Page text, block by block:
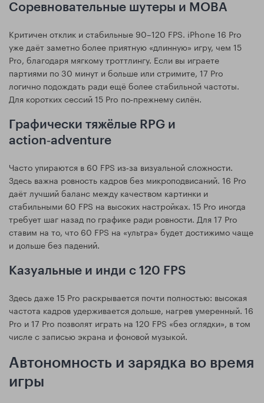
Соревновательные шутеры и MOBA
Критичен отклик и стабильные 90–120 FPS. iPhone 16 Pro
уже даёт заметно более приятную «длинную» игру, чем 15
Pro, благодаря мягкому троттлингу. Если вы играете
партиями по 30 минут и больше или стримите, 17 Pro
логично подождать ради ещё более стабильной частоты.
Для коротких сессий 15 Pro по‑прежнему силён.
Графически тяжёлые RPG и
action‑adventure
Часто упираются в 60 FPS из‑за визуальной сложности.
Здесь важна ровность кадров без микроподвисаний. 16 Pro
даёт лучший баланс между качеством картинки и
стабильными 60 FPS на высоких настройках. 15 Pro иногда
требует шаг назад по графике ради ровности. Для 17 Pro
ставим на то, что 60 FPS на «ультра» будет достижимо чаще
и дольше без падений.
Казуальные и инди с 120 FPS
Здесь даже 15 Pro раскрывается почти полностью: высокая
частота кадров удерживается дольше, нагрев умеренный. 16
Pro и 17 Pro позволят играть на 120 FPS «без оглядки», в том
числе с записью экрана и фоновой музыкой.
Автономность и зарядка во время
игры